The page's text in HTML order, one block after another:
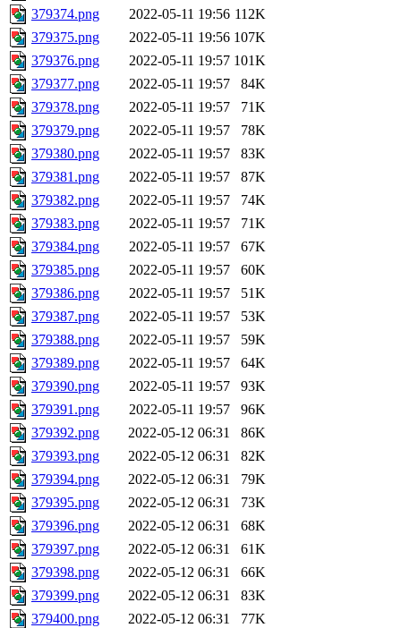
379374.png
2022-05-11 19:56 112K
379375.png
2022-05-11 19:56 107K
379376.png
2022-05-11 19:57 101K
379377.png
2022-05-11 19:57
84K
379378.png
2022-05-11 19:57
71K
379379.png
2022-05-11 19:57
78K
379380.png
2022-05-11 19:57
83K
379381.png
2022-05-11 19:57
87K
379382.png
2022-05-11 19:57
74K
379383.png
2022-05-11 19:57
71K
379384.png
2022-05-11 19:57
67K
379385.png
2022-05-11 19:57
60K
379386.png
2022-05-11 19:57
51K
379387.png
2022-05-11 19:57
53K
379388.png
2022-05-11 19:57
59K
379389.png
2022-05-11 19:57
64K
379390.png
2022-05-11 19:57
93K
379391.png
2022-05-11 19:57
96K
379392.png
2022-05-12 06:31
86K
379393.png
2022-05-12 06:31
82K
379394.png
2022-05-12 06:31
79K
379395.png
2022-05-12 06:31
73K
379396.png
2022-05-12 06:31
68K
379397.png
2022-05-12 06:31
61K
379398.png
2022-05-12 06:31
66K
379399.png
2022-05-12 06:31
83K
379400.png
2022-05-12 06:31
77K